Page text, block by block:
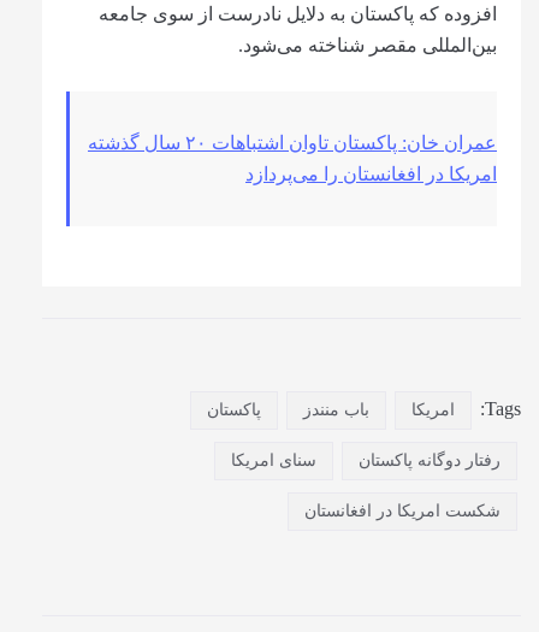
افزوده که پاکستان به دلایل نادرست از سوی جامعه
بین‌المللی مقصر شناخته می‌شود.
عمران خان: پاکستان تاوان اشتباهات ۲۰ سال گذشته
امریکا در افغانستان را می‌پردازد
Tags: امریکا باب منندز پاکستان
رفتار دوگانه پاکستان سنای امریکا
شکست امریکا در افغانستان